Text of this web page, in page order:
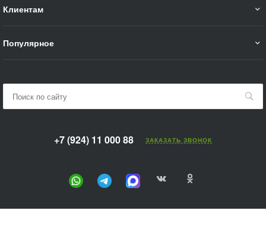
Клиентам
Популярное
+7 (924) 11 000 88 ЗАКАЗАТЬ ЗВОНОК